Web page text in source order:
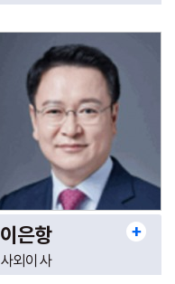
이은항
사외이사